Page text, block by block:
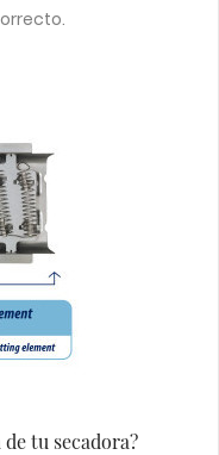
tu secadora?